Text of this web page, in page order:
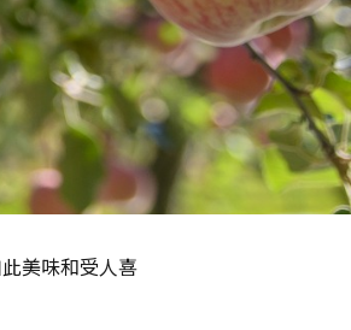
美味和受人喜